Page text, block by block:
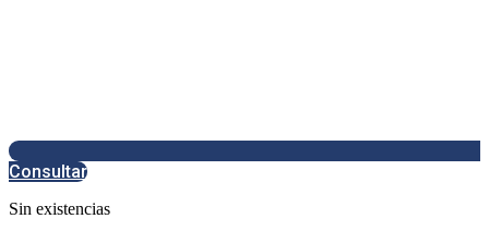
Consultar
Sin existencias